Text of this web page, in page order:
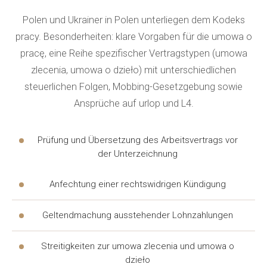
schwierig, wenn man sich an ein bewährtes
Unternehmen mit Erfahrung in solchen Angelegenheiten
wendet. Der Anwalt hilft, zu bestimmen, welche
Dokumente in den verschiedenen Phasen des
Verfahrens benötigt werden. Der Jurist bereitet Anträge
Hilfe reduziert die Belastung für den Klienten und
Tätigkeitsfeld spezialisiert, und der Rechtsanwalt
koordiniert die Arbeit des Teams. Die vollständige Liste
der Dienstleistungen wird individuell besprochen, und der
Jurist beantwortet alle Fragen des Klienten. Rechtliche
Polen und Ukrainer in Polen unterliegen dem Kodeks
pracy. Besonderheiten: klare Vorgaben für die umowa o
pracę, eine Reihe spezifischer Vertragstypen (umowa
zlecenia, umowa o dzieło) mit unterschiedlichen
steuerlichen Folgen, Mobbing-Gesetzgebung sowie
Ansprüche auf urlop und L4.
Prüfung und Übersetzung des Arbeitsvertrags vor
der Unterzeichnung
Anfechtung einer rechtswidrigen Kündigung
Geltendmachung ausstehender Lohnzahlungen
Streitigkeiten zur umowa zlecenia und umowa o
dzieło